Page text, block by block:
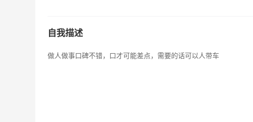
自我描述
做人做事口碑不错，口才可能差点，需要的话可以人带车